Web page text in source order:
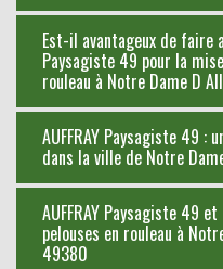
Est-il avantageux de faire
Paysagiste 49 pour la
rouleau à Notre Dame D
AUFFRAY Paysagiste 49 :
dans la ville de Notre
AUFFRAY Paysagiste 49
pelouses en rouleau à
49380